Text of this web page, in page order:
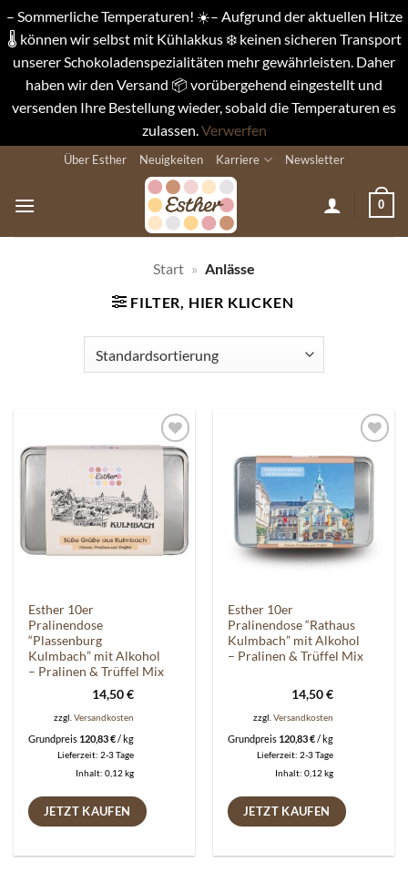
– Sommerliche Temperaturen! ☀️– Aufgrund der aktuellen Hitze
🌡️ können wir selbst mit Kühlakkus ❄️ keinen sicheren Transport
unserer Schokoladenspezialitäten mehr gewährleisten. Daher
haben wir den Versand 📦 vorübergehend eingestellt und
versenden Ihre Bestellung wieder, sobald die Temperaturen es
zulassen.Verwerfen
springen
Über Esther Neuigkeiten Karriere Newsletter
0
Start » Anlässe
FILTER, HIER KLICKEN
Auf die
Wunschliste
Esther 10er
Pralinendose
“Plassenburg
Kulmbach” mit Alkohol
– Pralinen & Trüffel Mix
14,50€
zzgl.Versandkosten
Grundpreis 120,83€/kg
Lieferzeit:2-3 Tage
Inhalt: 0,12kg
JETZT KAUFEN
Auf die
Wunschliste
Esther 10er
Pralinendose “Rathaus
Kulmbach” mit Alkohol
– Pralinen & Trüffel Mix
14,50€
zzgl.Versandkosten
Grundpreis 120,83€/kg
Lieferzeit:2-3 Tage
Inhalt: 0,12kg
JETZT KAUFEN